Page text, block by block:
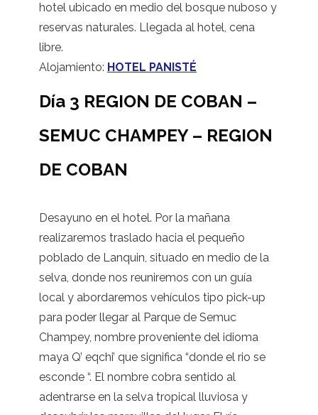
hotel ubicado en medio del bosque nuboso y
reservas naturales. Llegada al hotel, cena
libre.
Alojamiento: HOTEL PANISTÉ
Día 3 REGION DE COBAN –
SEMUC CHAMPEY – REGION
DE COBAN
Desayuno en el hotel. Por la mañana
realizaremos traslado hacia el pequeño
poblado de Lanquin, situado en medio de la
selva, donde nos reuniremos con un guía
local y abordaremos vehículos tipo pick-up
para poder llegar al Parque de Semuc
Champey, nombre proveniente del idioma
maya Q’ eqchi’ que significa “donde el rio se
esconde “. El nombre cobra sentido al
adentrarse en la selva tropical lluviosa y